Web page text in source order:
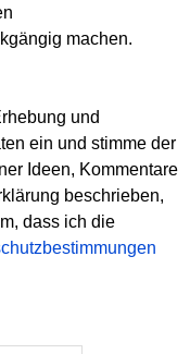
machen.
und
ein und stimme der
Ideen, Kommentare
beschrieben,
dass ich die